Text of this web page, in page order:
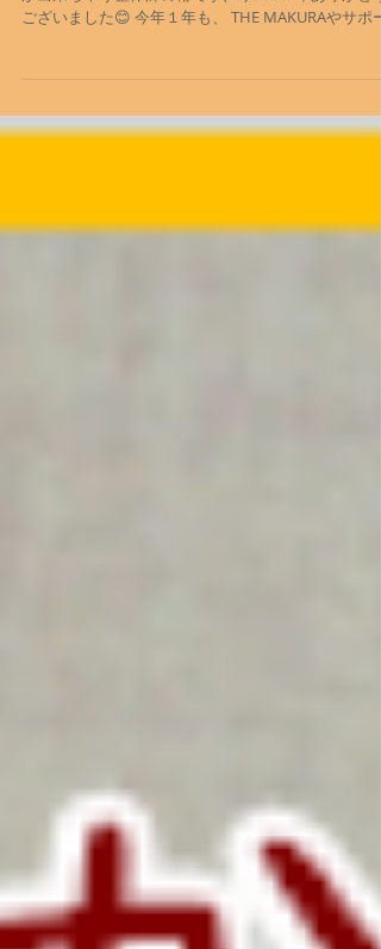
ございました😊 今年１年も、 THE MAKURAやサポー
ただき 誠にありがとうございました(^-^)...